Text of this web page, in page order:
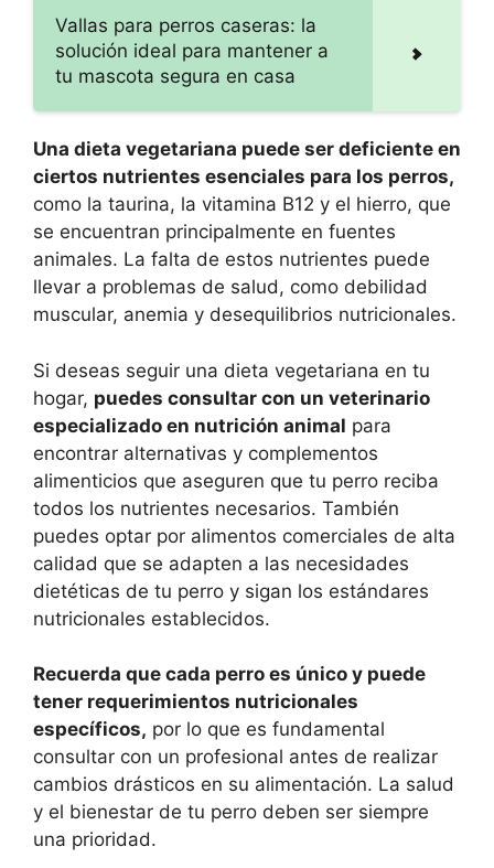
Vallas para perros caseras: la
solución ideal para mantener a
tu mascota segura en casa
Una dieta vegetariana puede ser deficiente en
ciertos nutrientes esenciales para los perros,
como la taurina, la vitamina B12 y el hierro, que
se encuentran principalmente en fuentes
animales. La falta de estos nutrientes puede
llevar a problemas de salud, como debilidad
muscular, anemia y desequilibrios nutricionales.
Si deseas seguir una dieta vegetariana en tu
hogar, puedes consultar con un veterinario
especializado en nutrición animal para
encontrar alternativas y complementos
alimenticios que aseguren que tu perro reciba
todos los nutrientes necesarios. También
puedes optar por alimentos comerciales de alta
calidad que se adapten a las necesidades
dietéticas de tu perro y sigan los estándares
nutricionales establecidos.
Recuerda que cada perro es único y puede
tener requerimientos nutricionales
específicos, por lo que es fundamental
consultar con un profesional antes de realizar
cambios drásticos en su alimentación. La salud
y el bienestar de tu perro deben ser siempre
una prioridad.